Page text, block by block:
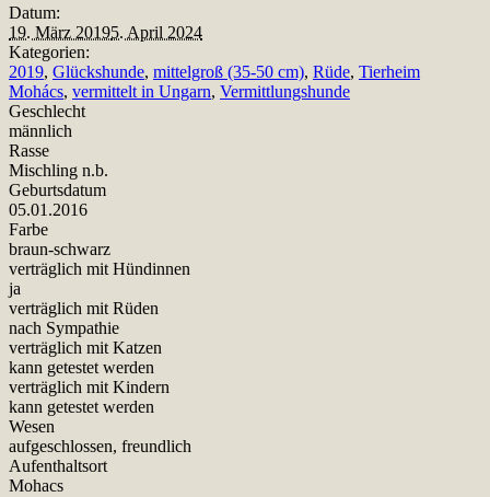
Datum:
19. März 20195. April 2024
Kategorien:
2019, Glückshunde, mittelgroß (35-50 cm), Rüde, Tierheim
Mohács, vermittelt in Ungarn, Vermittlungshunde
Geschlecht
männlich
Rasse
Mischling n.b.
Geburtsdatum
05.01.2016
Farbe
braun-schwarz
verträglich mit Hündinnen
ja
verträglich mit Rüden
nach Sympathie
verträglich mit Katzen
kann getestet werden
verträglich mit Kindern
kann getestet werden
Wesen
aufgeschlossen, freundlich
Aufenthaltsort
Mohacs